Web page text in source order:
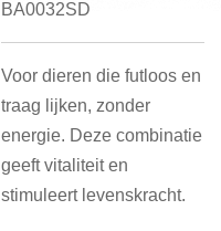
BA0032SD
Voor dieren die futloos en
traag lijken, zonder
energie. Deze combinatie
geeft vitaliteit en
stimuleert levenskracht.